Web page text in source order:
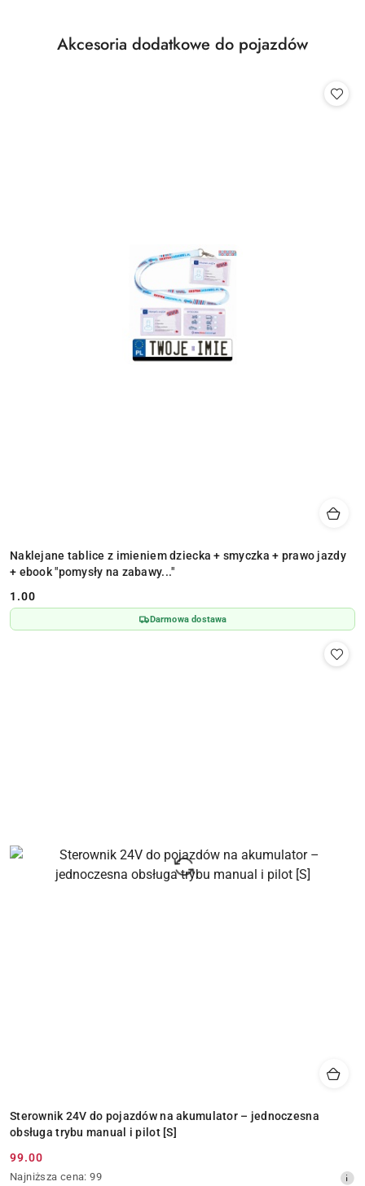
Pomiń karuzelę produktów
Produkty
Akcesoria dodatkowe do pojazdów
Naklejane tablice z imieniem dziecka + smyczka + prawo jazdy
+ ebook "pomysły na zabawy..."
Cena:
1.00
Darmowa dostawa
Sterownik 24V do pojazdów na akumulator – jednoczesna
obsługa trybu manual i pilot [S]
Cena
99.00
Najniższa
Najniższa cena: 99